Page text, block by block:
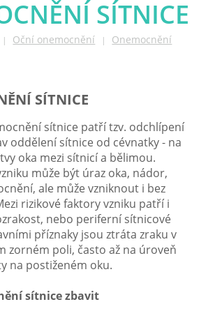
SÍTNICE
| Oční onemocnění |
Onemocnění
SÍTNICE
sítnice patří tzv. odchlípení
oddělení sítnice od cévnatky - na
oka mezi sítnicí a bělimou.
může být úraz oka, nádor,
ale může vzniknout i bez
rizikové faktory vzniku patří i
nebo periferní sítnicové
příznaky jsou ztráta zraku v
zorném poli, často až na úroveň
na postiženém oku.
sítnice zbavit